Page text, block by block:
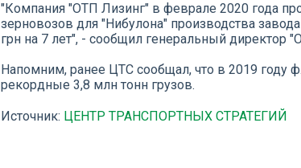
"Компания "ОТП Лизинг" в феврале 2020 года
зерновозов для "Нибулона" производства
грн на 7 лет", - сообщил генеральный директор
Напомним, ранее ЦТС сообщал, что в 2019 году
рекордные 3,8 млн тонн грузов.
Источник: ЦЕНТР ТРАНСПОРТНЫХ СТРАТЕГИЙ